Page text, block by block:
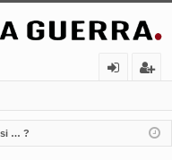
nt
ifi
ist
ra
si … ?